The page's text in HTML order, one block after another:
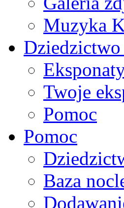
Muzyka
Twoje
Pomoc
Pomoc
Baza